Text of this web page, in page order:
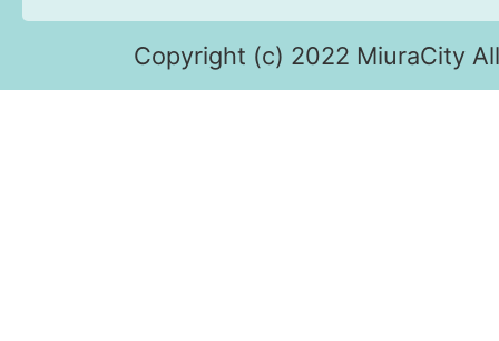
Copyright (c) 2022 MiuraCity